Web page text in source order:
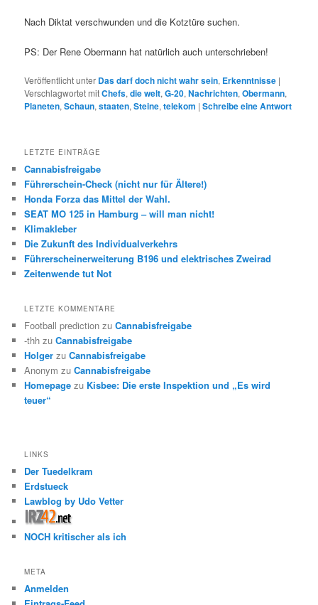
Nach Diktat verschwunden und die Kotztüre suchen.
PS: Der Rene Obermann hat natürlich auch unterschrieben!
Veröffentlicht unter Das darf doch nicht wahr sein, Erkenntnisse |
Verschlagwortet mitChefs,die welt,G-20,Nachrichten,Obermann,
Planeten,Schaun,staaten,Steine,telekom |Schreibe eine Antwort
LETZTE EINTRÄGE
Cannabisfreigabe
Führerschein-Check (nicht nur für Ältere!)
Honda Forza das Mittel der Wahl.
SEAT MO 125 in Hamburg – will man nicht!
Klimakleber
Die Zukunft des Individualverkehrs
Führerscheinerweiterung B196 und elektrisches Zweirad
Zeitenwende tut Not
LETZTE KOMMENTARE
Football prediction zuCannabisfreigabe
-thh zuCannabisfreigabe
Holger zuCannabisfreigabe
Anonym zuCannabisfreigabe
Homepage zu Kisbee: Die erste Inspektion und „Es wird
teuer“
LINKS
Der Tuedelkram
Erdstueck
Lawblog by Udo Vetter
NOCH kritischer als ich
META
Anmelden